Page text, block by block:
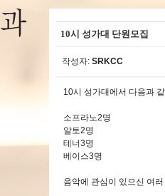
10시 성가대 단원모집
작성자: SRKCC
10시 성가대에서 다음과
소프라노2명
알토2명
테너3명
베이스3명
음악에 관심이 있으신 여